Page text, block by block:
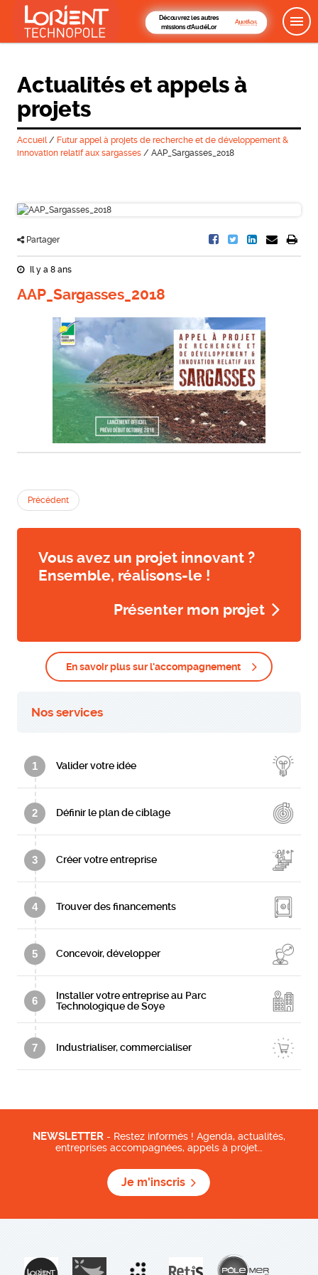
Découvrez les autres
missions d'AudéLor
Actualités et appels à
projets
Accueil/ Futur appel à projets de recherche et de développement &
innovation relatif aux sargasses/ AAP_Sargasses_2018
Partager
Il y a 8 ans
AAP_Sargasses_2018
Précédent
Vous avez un projet innovant ?
Ensemble, réalisons-le !
Présenter mon projet
En savoir plus sur l'accompagnement
Nos services
1 Valider votre idée
2 Définir le plan de ciblage
3 Créer votre entreprise
4 Trouver des financements
5 Concevoir, développer
6
Installer votre entreprise au Parc
Technologique de Soye
7 Industrialiser, commercialiser
NEWSLETTER - Restez informés ! Agenda, actualités,
entreprises accompagnées, appels à projet…
Je m'inscris